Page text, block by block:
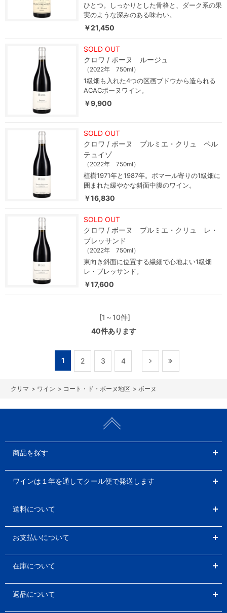
ひとつ。しっかりとした骨格と、ダーク系の果
実のような深みのある味わい。
￥21,450
SOLD OUT
クロワ / ボーヌ ルージュ
（2022年 750ml）
1級畑も入れた4つの区画ブドウから造られる
ACACボーヌワイン。
￥9,900
SOLD OUT
クロワ / ボーヌ プルミエ・クリュ ペル
テュイゾ
（2022年 750ml）
植樹1971年と1987年。ポマール寄りの1級畑に
囲まれた緩やかな斜面中腹のワイン。
￥16,830
SOLD OUT
クロワ / ボーヌ プルミエ・クリュ レ・
ブレッサンド
（2022年 750ml）
東向き斜面に位置する繊細で心地よい1級畑
レ・ブレッサンド。
￥17,600
[1～10件]
40件あります
1 2 3 4
> ワイン > コート・ド・ボーヌ地区 > ボーヌ
商品を探す
ワインは１年を通してクール便で発送します
送料について
お支払いについて
在庫について
返品について